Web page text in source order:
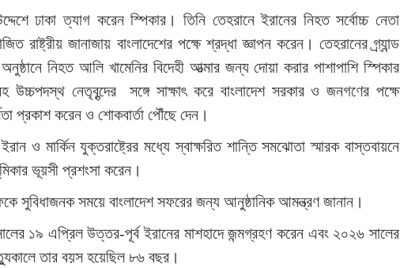
ঢাকা ত্যাগ করেন স্পিকার। তিনি তেহরানে ইরানের নিহত সর্বোচ্চ নেতা
জানাজায় বাংলাদেশের পক্ষে শ্রদ্ধা জ্ঞাপন করেন। তেহরানের গ্র্যান্ড
নিহত আলি খামেনির বিদেহী আত্মার জন্য দোয়া করার পাশাপাশি স্পিকার
উচ্চপদস্থ নেতৃবৃন্দের সঙ্গে সাক্ষাৎ করে বাংলাদেশ সরকার ও জনগণের পক্ষে
প্রকাশ করেন ও শোকবার্তা পৌঁছে দেন।
ও মার্কিন যুক্তরাষ্ট্রের মধ্যে স্বাক্ষরিত শান্তি সমঝোতা স্মারক বাস্তবায়নে
ভূয়সী প্রশংসা করেন।
সুবিধাজনক সময়ে বাংলাদেশ সফরের জন্য আনুষ্ঠানিক আমন্ত্রণ জানান।
১৯ এপ্রিল উত্তর-পূর্ব ইরানের মাশহাদে জন্মগ্রহণ করেন এবং ২০২৬ সালের
তার বয়স হয়েছিল ৮৬ বছর।